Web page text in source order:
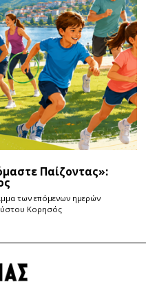
Παίζοντας»:
των επόμενων ημερών
Κορησός